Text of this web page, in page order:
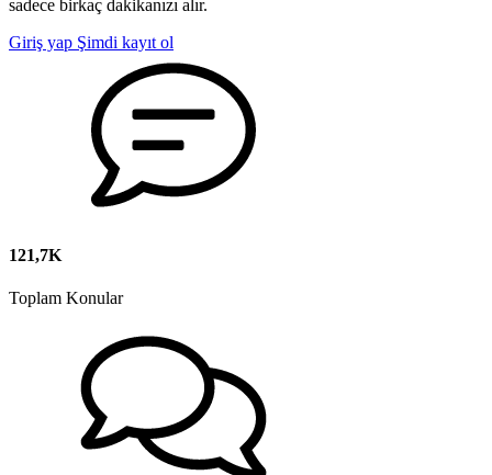
sadece birkaç dakikanızı alır.
Giriş yap Şimdi kayıt ol
121,7K
Toplam Konular